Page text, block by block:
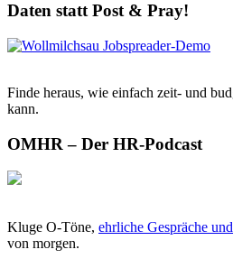
Daten statt Post & Pray!
Finde heraus, wie einfach zeit- und
kann.
OMHR – Der HR-Podcast
Kluge O-Töne, ehrliche Gespräche
von morgen.